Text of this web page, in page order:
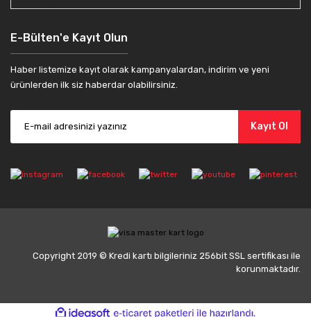
E-Bülten'e Kayıt Olun
Haber listemize kayıt olarak kampanyalardan, indirim ve yeni
ürünlerden ilk siz haberdar olabilirsiniz.
Kayıt Ol
Copyright 2019 © Kredi kartı bilgileriniz 256bit SSL sertifikası ile
korunmaktadır.
ideasoft e-